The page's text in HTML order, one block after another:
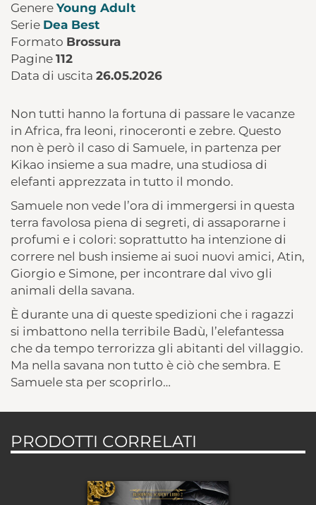
Genere Young Adult
Serie Dea Best
Formato Brossura
Pagine 112
Data di uscita 26.05.2026
Non tutti hanno la fortuna di passare le vacanze
in Africa, fra leoni, rinoceronti e zebre. Questo
non è però il caso di Samuele, in partenza per
Kikao insieme a sua madre, una studiosa di
elefanti apprezzata in tutto il mondo.
Samuele non vede l’ora di immergersi in questa
terra favolosa piena di segreti, di assaporarne i
profumi e i colori: soprattutto ha intenzione di
correre nel bush insieme ai suoi nuovi amici, Atin,
Giorgio e Simone, per incontrare dal vivo gli
animali della savana.
È durante una di queste spedizioni che i ragazzi
si imbattono nella terribile Badù, l’elefantessa
che da tempo terrorizza gli abitanti del villaggio.
Ma nella savana non tutto è ciò che sembra. E
Samuele sta per scoprirlo…
PRODOTTI CORRELATI